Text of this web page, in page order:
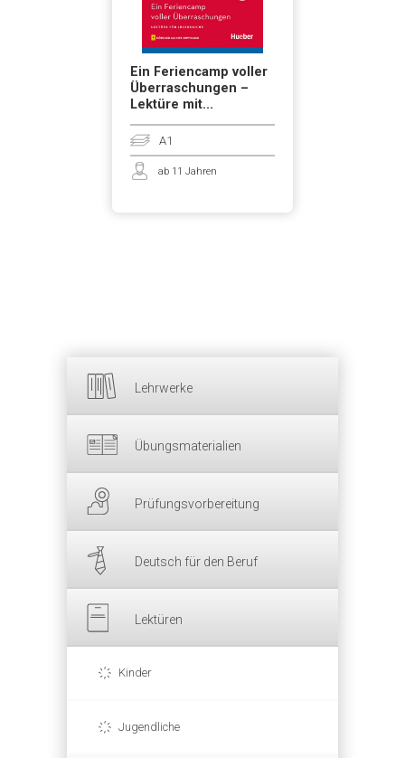
Lehrwerke
Übungsmaterialien
Prüfungsvorbereitung
Deutsch für den Beruf
Lektüren
Kinder
Jugendliche
Ein Feriencamp voller
Überraschungen –
Lektüre mit...
A1
ab 11 Jahren